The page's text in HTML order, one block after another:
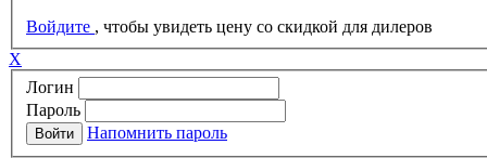
Войдите , чтобы увидеть цену со скидкой для дилеров
X
Логин
Пароль
Напомнить пароль